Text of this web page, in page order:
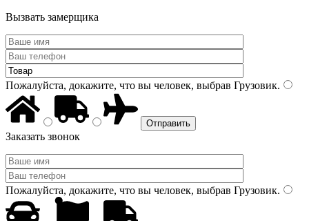
Вызвать замерщика
Пожалуйста, докажите, что вы человек, выбрав Грузовик.
Заказать звонок
Пожалуйста, докажите, что вы человек, выбрав Грузовик.